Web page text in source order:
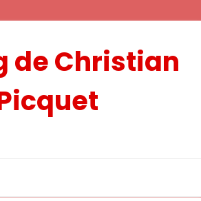
de Christian